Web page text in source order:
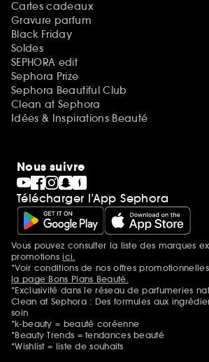
Cartes cadeaux
Gravure parfum
Black Friday
Soldes
SEPHORA edit
Sephora Prize
Sephora Beautiful Club
Clean at Sephora
Idées & Inspirations Beauté
Nous suivre
Télécharger l’App Sephora
Mentions additionnelles
Vous pouvez consulter la liste des marques
promotionsici.
*Voir conditions de nos offres
la page Bons Plans Beauté.
*Exclusivité dans le réseau de parfumeries
Clean at Sephora : Des formules aux
soin
*k-beauty = beauté coréenne
*Beauty Trends = tendances beauté
*Wishlist = liste de souhaits